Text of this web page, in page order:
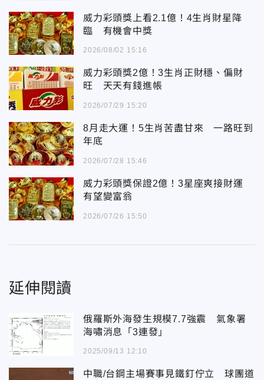
威力彩頭獎上看2.1億！4生肖財星降
臨 有機會中獎
2026/08/02 15:16
威力彩頭獎2億！3生肖正財穩、偏財
旺 天天有錢進帳
2026/07/29 15:20
8月走大運！5生肖苦盡甘來 一路旺到
年底
2026/07/28 15:46
威力彩頭獎保證2億！3星座爽接財運
有望變富翁
2026/07/26 15:50
延伸閱讀
俄羅斯外海發生規模7.7強震 氣象署
海嘯消息「3連發」
2025/09/13 12:10
中職/台鋼主場賽事見鐵釘佇立 球團道